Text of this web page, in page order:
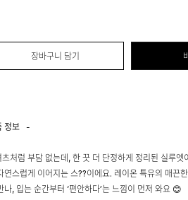
장바구니 담기
정보 -
츠처럼 부담 없는데, 한 끗 더 단정하게 정리된 실루엣
연스럽게 이어지는 스??이에요. 레이온 특유의 매끈
나, 입는 순간부터 ‘편안하다’는 느낌이 먼저 와요 😊